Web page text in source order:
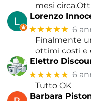
mesi
Lorenzo
★★★★★ 6
Finalmente
ottimi costi e
Elettro
★★★★★ 6
Tutto OK
Barbara